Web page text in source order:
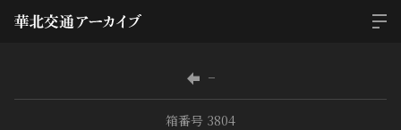
−
箱番号 3804